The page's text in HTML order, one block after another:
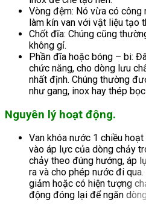
Vòng đệm: Nó vừa có công
làm kín van với vật liệu tạo
Chốt đĩa: Chúng cũng
không gỉ.
Phần đĩa hoặc bóng – bi:
chức năng, cho dòng lưu
nhất định. Chúng thường
như gang, inox hay thép
Nguyên lý hoạt động.
Van khóa nước 1 chiều
vào áp lực của dòng chảy
chảy theo đúng hướng, áp
ra và cho phép nước đi
giảm hoặc có hiện tượng
động đóng lại để ngăn